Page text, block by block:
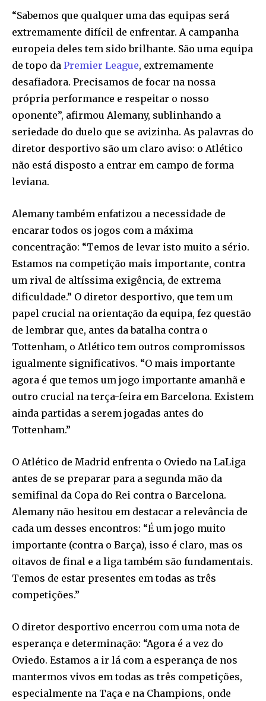
“Sabemos que qualquer uma das equipas será
extremamente difícil de enfrentar. A campanha
europeia deles tem sido brilhante. São uma equipa
de topo da Premier League, extremamente
desafiadora. Precisamos de focar na nossa
própria performance e respeitar o nosso
oponente”, afirmou Alemany, sublinhando a
seriedade do duelo que se avizinha. As palavras do
diretor desportivo são um claro aviso: o Atlético
não está disposto a entrar em campo de forma
leviana.
Alemany também enfatizou a necessidade de
encarar todos os jogos com a máxima
concentração: “Temos de levar isto muito a sério.
Estamos na competição mais importante, contra
um rival de altíssima exigência, de extrema
dificuldade.” O diretor desportivo, que tem um
papel crucial na orientação da equipa, fez questão
de lembrar que, antes da batalha contra o
Tottenham, o Atlético tem outros compromissos
igualmente significativos. “O mais importante
agora é que temos um jogo importante amanhã e
outro crucial na terça-feira em Barcelona. Existem
ainda partidas a serem jogadas antes do
Tottenham.”
O Atlético de Madrid enfrenta o Oviedo na LaLiga
antes de se preparar para a segunda mão da
semifinal da Copa do Rei contra o Barcelona.
Alemany não hesitou em destacar a relevância de
cada um desses encontros: “É um jogo muito
importante (contra o Barça), isso é claro, mas os
oitavos de final e a liga também são fundamentais.
Temos de estar presentes em todas as três
competições.”
O diretor desportivo encerrou com uma nota de
esperança e determinação: “Agora é a vez do
Oviedo. Estamos a ir lá com a esperança de nos
mantermos vivos em todas as três competições,
especialmente na Taça e na Champions, onde